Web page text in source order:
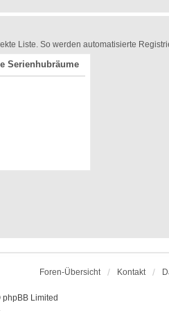
Liste. So werden automatisierte
Serienhubräume
Foren-Übersicht Kontakt
Limited